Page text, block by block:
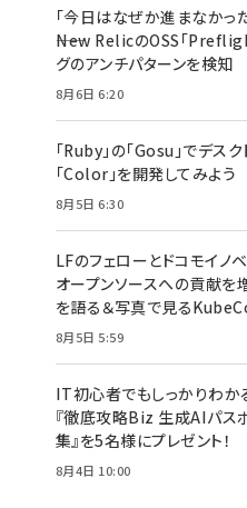
「今日はなぜか進まなかっ
――New RelicのOSS「
グのアンチパターンを検知
8月6日 6:20
「Ruby」の「Gosu」でデス
「Color」を開発してみよう
8月5日 6:30
LFのフェローとドコモイノ
オープンソースへの貢献を
を語る＆写真で見る
8月5日 5:59
IT初心者でもしっかりわか
『徹底攻略Biz 生成AIパス
集』を5名様にプレゼント！
8月4日 10:00